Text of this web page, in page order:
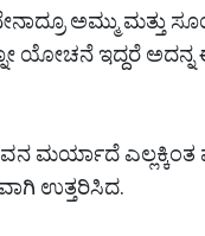
ಅಮ್ಮು ಮತ್ತು
ಯೋಚನೆ ಇದ್ದರೆ
ಮರ್ಯಾದೆ ಎಲ್ಲಕ್ಕಿಂತ
ಉತ್ತರಿಸಿದ.